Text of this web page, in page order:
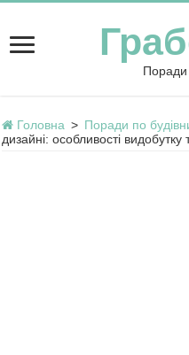
Поради
Головна > Поради по
дизайні: особливості видобутку